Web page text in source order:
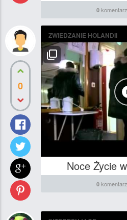
0
0
ZWIEDZANIE HOLANDII
Noce Życie
0